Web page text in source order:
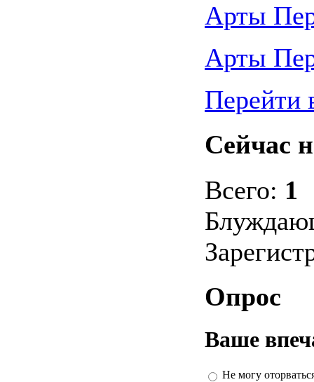
Арты
Арты
Перейти
Сейчас
Всего: 1
Опрос
Ваше
Не могу